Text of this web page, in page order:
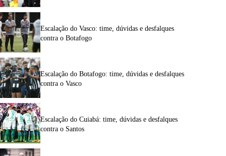
Escalação do Vasco: time, dúvidas e desfalques
contra o Botafogo
Escalação do Botafogo: time, dúvidas e desfalques
contra o Vasco
Escalação do Cuiabá: time, dúvidas e desfalques
contra o Santos